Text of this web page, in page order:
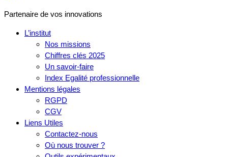
Partenaire de vos innovations
L’institut
Nos missions
Chiffres clés 2025
Un savoir-faire
Index Egalité professionnelle
Mentions légales
RGPD
CGV
Liens Utiles
Contactez-nous
Où nous trouver ?